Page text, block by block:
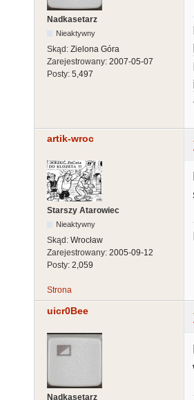
Nadkasetarz
Nieaktywny
Skąd: Zielona Góra
Zarejestrowany: 2007-05-07
Posty: 5,497
artik-wroc
Starszy Atarowiec
Nieaktywny
Skąd: Wrocław
Zarejestrowany: 2005-09-12
Posty: 2,059
Strona
uicr0Bee
Nadkasetarz